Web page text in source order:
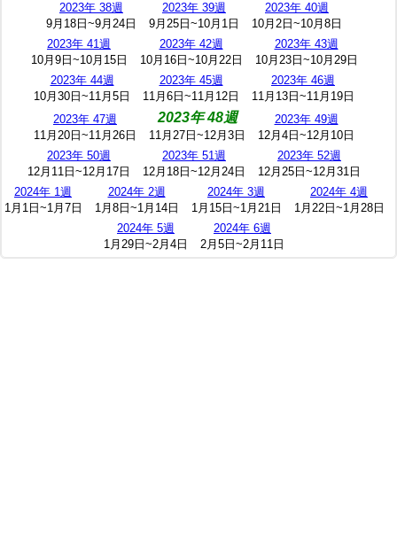
2023年 38週
9月18日~9月24日
2023年 39週
9月25日~10月1日
2023年 40週
10月2日~10月8日
2023年 41週
10月9日~10月15日
2023年 42週
10月16日~10月22日
2023年 43週
10月23日~10月29日
2023年 44週
10月30日~11月5日
2023年 45週
11月6日~11月12日
2023年 46週
11月13日~11月19日
2023年 47週
11月20日~11月26日
2023年 48週
11月27日~12月3日
2023年 49週
12月4日~12月10日
2023年 50週
12月11日~12月17日
2023年 51週
12月18日~12月24日
2023年 52週
12月25日~12月31日
2024年 1週
1月1日~1月7日
2024年 2週
1月8日~1月14日
2024年 3週
1月15日~1月21日
2024年 4週
1月22日~1月28日
2024年 5週
1月29日~2月4日
2024年 6週
2月5日~2月11日